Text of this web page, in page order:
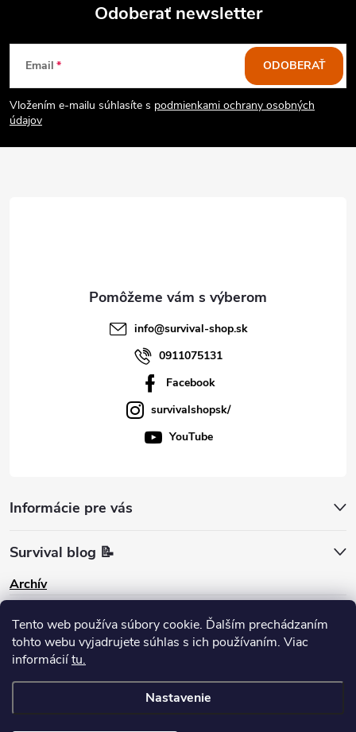
Tento web používa súbory cookie. Ďalším prechádzaním
tohto webu vyjadrujete súhlas s ich používaním. Viac
informáciítu.
Nastavenie
ý
i
s
Z
á
p
Odoberať newsletter
Email
Vložením e-mailu súhlasíte s podmienkami ochrany osobných
údajov
ODOBERAŤ
info@survival-shop.sk
0911075131
Facebook
survivalshopsk/
YouTube
Informácie pre vás
Survival blog 📝
Archív
Pinterest